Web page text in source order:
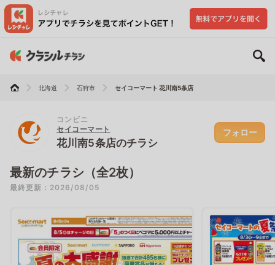
北海道 石狩市 セイコーマート 花川南5条店
コンビニ
セイコーマート
花川南5条店のチラシ
フォロー
最新のチラシ（全2枚）
最終更新：2026/08/05